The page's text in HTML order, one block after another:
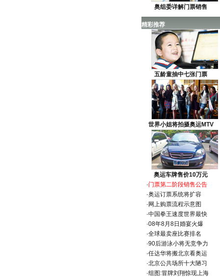
奥组委详解门票销售
精彩推荐
五龄童抽中七张门票
世界小姐将拍摄奥运MTV
奥运车牌售价10万元
·门票第二阶段销售公告
·奥运订票系统将扩容
· 网上购票流程示意图
·中国拳王速度世界最快
·08年8月8日婚宴火爆
·全球最卖座比赛排名
·90后游泳小将无竞争力
·任达华将搬北京看奥运
·北京公共场所十大陋习
·组图:冒牌刘翔惊现上海